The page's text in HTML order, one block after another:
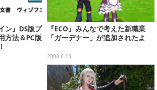
ン』DS版プ
方法＆PC版
『ECO』みんなで考えた新職業
「ガーデナー」が追加されたよ
2008.6.13